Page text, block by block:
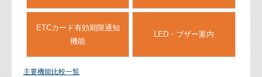
ETCカード有効期限通知
機能
LED・ブザー案内
主要機能比較一覧